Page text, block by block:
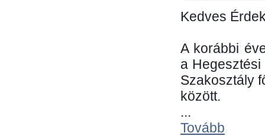
Kedves
A korábbi
a
Szakosztály
között.
...
Tovább